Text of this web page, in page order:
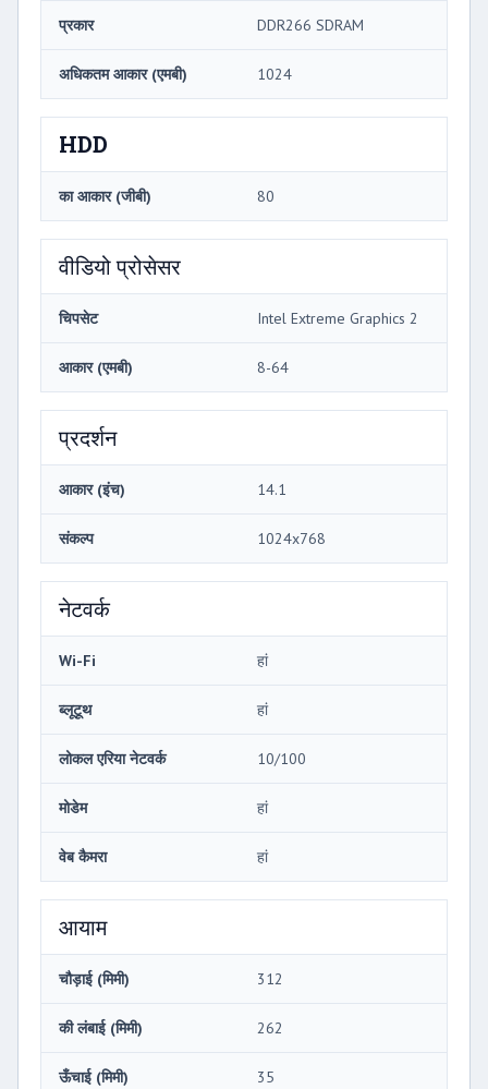
प्रकार DDR266 SDRAM
अधिकतम आकार (एमबी) 1024
HDD
का आकार (जीबी) 80
वीडियो प्रोसेसर
चिपसेट Intel Extreme Graphics 2
आकार (एमबी) 8-64
प्रदर्शन
आकार (इंच) 14.1
संकल्प 1024x768
नेटवर्क
Wi-Fi हां
ब्लूटूथ हां
लोकल एरिया नेटवर्क 10/100
मोडेम हां
वेब कैमरा हां
आयाम
चौड़ाई (मिमी) 312
की लंबाई (मिमी) 262
ऊँचाई (मिमी) 35